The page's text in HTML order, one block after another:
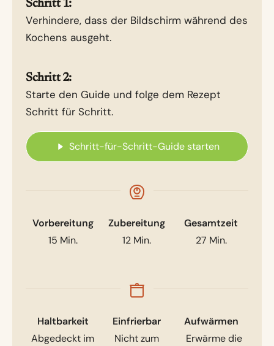
Schritt 1:
Verhindere, dass der Bildschirm während des
Kochens ausgeht.
Schritt 2:
Starte den Guide und folge dem Rezept
Schritt für Schritt.
Schritt-für-Schritt-Guide starten
Vorbereitung
15 Min.
Zubereitung
12 Min.
Gesamtzeit
27 Min.
Haltbarkeit
Abgedeckt im
Einfrierbar
Nicht zum
Aufwärmen
Erwärme die